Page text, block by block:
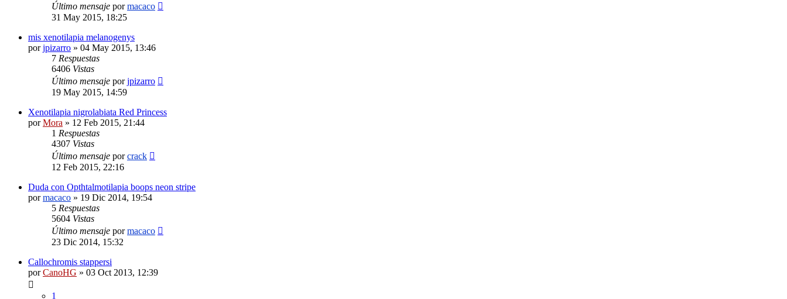
Último mensaje pormacaco
31 May 2015, 18:25
mis xenotilapia melanogenys
porjpizarro » 04 May 2015, 13:46
7 Respuestas
6406 Vistas
Último mensaje porjpizarro
19 May 2015, 14:59
Xenotilapia nigrolabiata Red Princess
porMora » 12 Feb 2015, 21:44
1 Respuestas
4307 Vistas
Último mensaje porcrack
12 Feb 2015, 22:16
Duda con Opthtalmotilapia boops neon stripe
pormacaco » 19 Dic 2014, 19:54
5 Respuestas
5604 Vistas
Último mensaje pormacaco
23 Dic 2014, 15:32
Callochromis stappersi
porCanoHG » 03 Oct 2013, 12:39
1